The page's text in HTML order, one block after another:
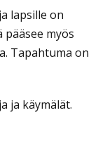
lapsille on
pääsee myös
Tapahtuma on
ja käymälät.